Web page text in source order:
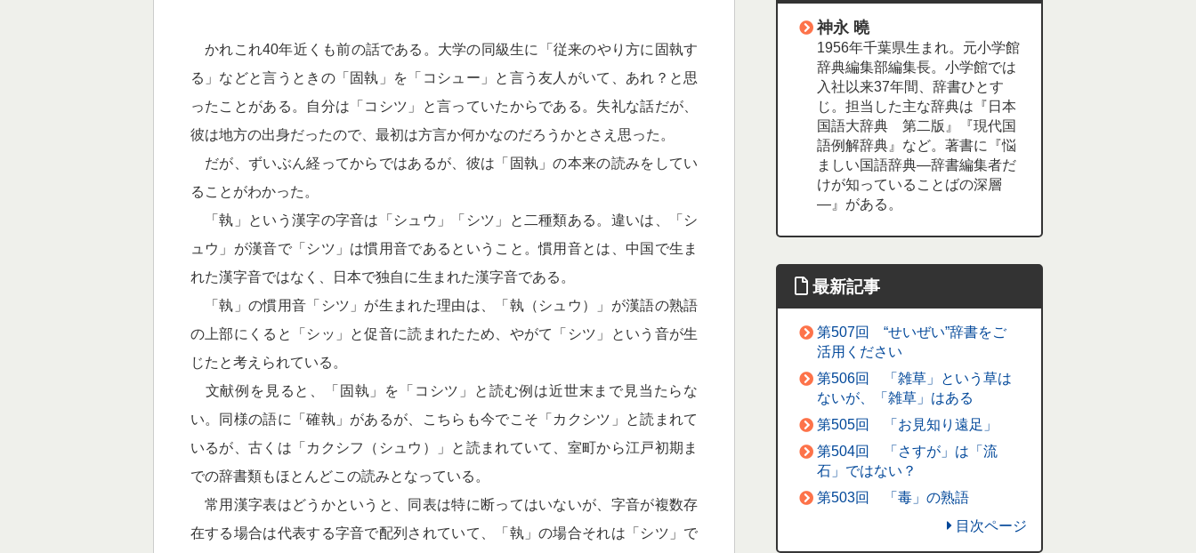
かれこれ40年近くも前の話である。大学の同級生に「従来のやり方に固執す
る」などと言うときの「固執」を「コシュー」と言う友人がいて、あれ？と思
ったことがある。自分は「コシツ」と言っていたからである。失礼な話だが、
彼は地方の出身だったので、最初は方言か何かなのだろうかとさえ思った。
だが、ずいぶん経ってからではあるが、彼は「固執」の本来の読みをしてい
ることがわかった。
「執」という漢字の字音は「シュウ」「シツ」と二種類ある。違いは、「シ
ュウ」が漢音で「シツ」は慣用音であるということ。慣用音とは、中国で生ま
れた漢字音ではなく、日本で独自に生まれた漢字音である。
「執」の慣用音「シツ」が生まれた理由は、「執（シュウ）」が漢語の熟語
の上部にくると「シッ」と促音に読まれたため、やがて「シツ」という音が生
じたと考えられている。
文献例を見ると、「固執」を「コシツ」と読む例は近世末まで見当たらな
い。同様の語に「確執」があるが、こちらも今でこそ「カクシツ」と読まれて
いるが、古くは「カクシフ（シュウ）」と読まれていて、室町から江戸初期ま
での辞書類もほとんどこの読みとなっている。
常用漢字表はどうかというと、同表は特に断ってはいないが、字音が複数存
在する場合は代表する字音で配列されていて、「執」の場合それは「シツ」で
神永 曉
1956年千葉県生まれ。元小学館
辞典編集部編集長。小学館では
入社以来37年間、辞書ひとす
じ。担当した主な辞典は『日本
国語大辞典 第二版』『現代国
語例解辞典』など。著書に『悩
ましい国語辞典―辞書編集者だ
けが知っていることばの深層
―』がある。
最新記事
第507回 “せいぜい”辞書をご
活用ください
第506回 「雑草」という草は
ないが、「雑草」はある
第505回 「お見知り遠足」
第504回 「さすが」は「流
石」ではない？
第503回 「毒」の熟語
目次ページ